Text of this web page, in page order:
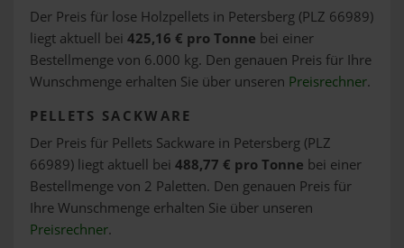
Der Preis für lose Holzpellets in Petersberg (PLZ 66989)
liegt aktuell bei 425,16 € pro Tonne bei einer
Bestellmenge von 6.000 kg. Den genauen Preis für Ihre
Wunschmenge erhalten Sie über unseren Preisrechner.
PELLETS SACKWARE
Der Preis für Pellets Sackware in Petersberg (PLZ
66989) liegt aktuell bei 488,77 € pro Tonne bei einer
Bestellmenge von 2 Paletten. Den genauen Preis für
Ihre Wunschmenge erhalten Sie über unseren
Preisrechner.